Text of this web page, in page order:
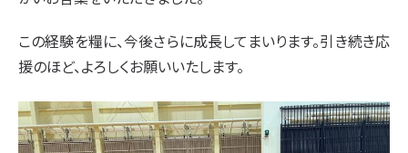
この経験を糧に、今後さらに成長してまいります。引き続き応
援のほど、よろしくお願いいたします。